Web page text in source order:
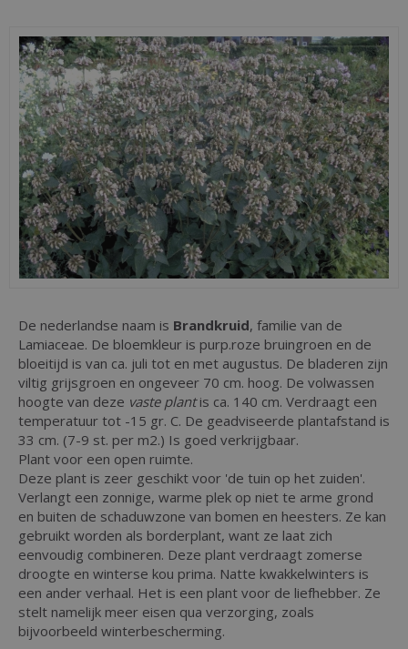
De nederlandse naam is Brandkruid, familie van de
Lamiaceae. De bloemkleur is purp.roze bruingroen en de
bloeitijd is van ca. juli tot en met augustus. De bladeren zijn
viltig grijsgroen en ongeveer 70 cm. hoog. De volwassen
hoogte van deze vaste plantis ca. 140 cm. Verdraagt een
temperatuur tot -15 gr. C. De geadviseerde plantafstand is
33 cm. (7-9 st. per m2.) Is goed verkrijgbaar.
Plant voor een open ruimte.
Deze plant is zeer geschikt voor 'de tuin op het zuiden'.
Verlangt een zonnige, warme plek op niet te arme grond
en buiten de schaduwzone van bomen en heesters. Ze kan
gebruikt worden als borderplant, want ze laat zich
eenvoudig combineren. Deze plant verdraagt zomerse
droogte en winterse kou prima. Natte kwakkelwinters is
een ander verhaal. Het is een plant voor de liefhebber. Ze
stelt namelijk meer eisen qua verzorging, zoals
bijvoorbeeld winterbescherming.